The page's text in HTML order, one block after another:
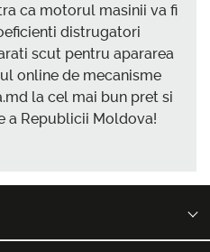
ca motorul masinii va fi
distrugatori
scut pentru apararea
online de mecanisme
la cel mai bun pret si
a Republicii Moldova!